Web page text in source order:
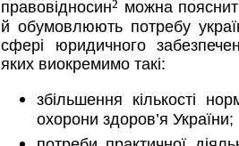
правовідносин² можна
й обумовлюють потребу
сфері юридичного
яких виокремимо такі:
збільшення кількості
охорони здоров’я України;